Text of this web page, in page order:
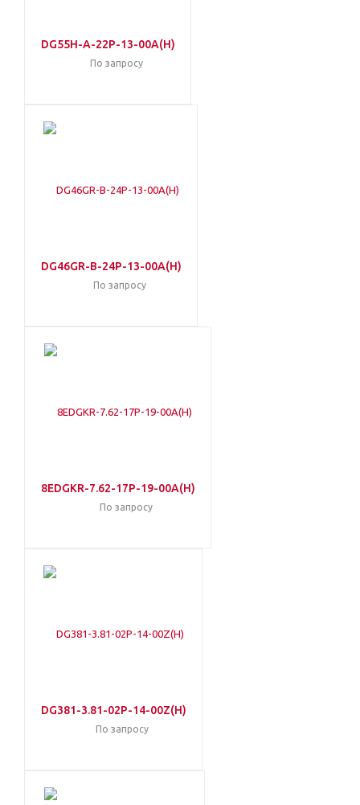
DG55H-A-22P-13-00A(H)
По запросу
DG46GR-B-24P-13-00A(H)
По запросу
8EDGKR-7.62-17P-19-00A(H)
По запросу
DG381-3.81-02P-14-00Z(H)
По запросу